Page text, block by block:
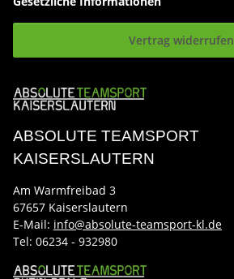
Vertrag widerrufen
ABSOLUTE TEAMSPORT
KAISERSLAUTERN
Am Warmfreibad 3
67657 Kaiserslautern
E-Mail: info@absolute-teamsport-kl.de
Tel: 06234 - 932980